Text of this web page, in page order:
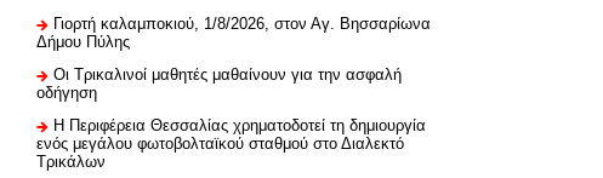
Γιορτή καλαμποκιού, 1/8/2026, στον Αγ. Βησσαρίωνα
Δήμου Πύλης
Οι Τρικαλινοί μαθητές μαθαίνουν για την ασφαλή
οδήγηση
H Περιφέρεια Θεσσαλίας χρηματοδοτεί τη δημιουργία
ενός μεγάλου φωτοβολταϊκού σταθμού στο Διαλεκτό
Τρικάλων